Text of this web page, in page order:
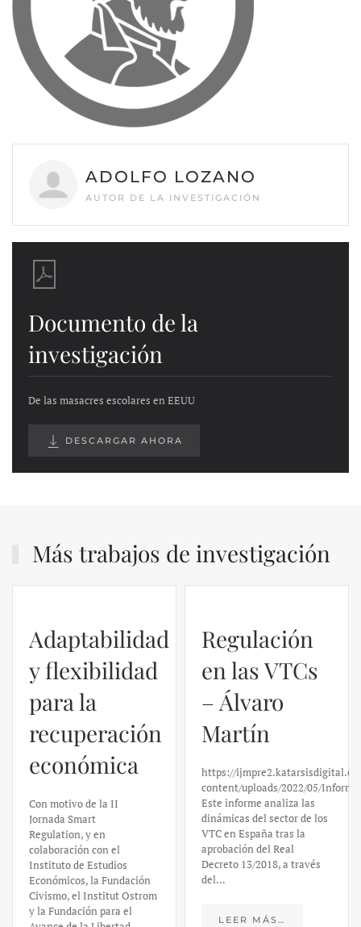
ADOLFO LOZANO
AUTOR DE LA INVESTIGACIÓN
Documento de la
investigación
De las masacres escolares en EEUU
DESCARGAR AHORA
Más trabajos de investigación
Regulación
en las VTCs
– Álvaro
Martín
https://ijmpre2.katarsisdigital.com/wp-
content/uploads/2022/05/Informe_sobre_las_VTC.pdf
Este informe analiza las
dinámicas del sector de los
VTC en España tras la
aprobación del Real
Decreto 13/2018, a través
del…
LEER MÁS…
El caso de
Silicon
Valley Bank:
un análisis
financiero –
Daniel
Fernández